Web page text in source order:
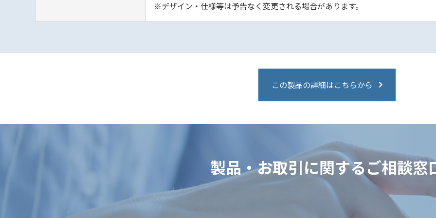
※デザイン・仕様等は予告なく変更される場合があります。
この製品の詳細はこちらから
製品・お取引に関するご相談窓